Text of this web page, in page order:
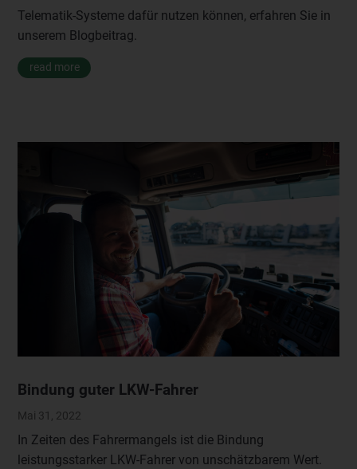
Telematik-Systeme dafür nutzen können, erfahren Sie in
unserem Blogbeitrag.
read more
Bindung guter LKW-Fahrer
Mai 31, 2022
In Zeiten des Fahrermangels ist die Bindung
leistungsstarker LKW-Fahrer von unschätzbarem Wert.